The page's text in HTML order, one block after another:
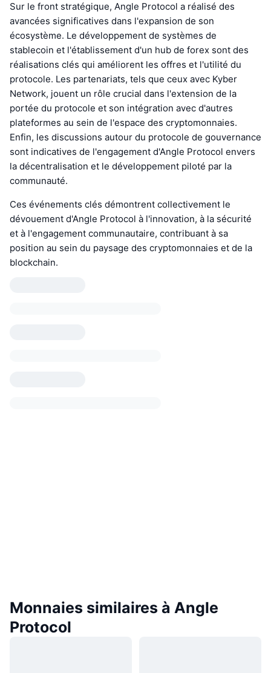
Sur le front stratégique, Angle Protocol a réalisé des
avancées significatives dans l'expansion de son
écosystème. Le développement de systèmes de
stablecoin et l'établissement d'un hub de forex sont des
réalisations clés qui améliorent les offres et l'utilité du
protocole. Les partenariats, tels que ceux avec Kyber
Network, jouent un rôle crucial dans l'extension de la
portée du protocole et son intégration avec d'autres
plateformes au sein de l'espace des cryptomonnaies.
Enfin, les discussions autour du protocole de gouvernance
sont indicatives de l'engagement d'Angle Protocol envers
la décentralisation et le développement piloté par la
communauté.
Ces événements clés démontrent collectivement le
dévouement d'Angle Protocol à l'innovation, à la sécurité
et à l'engagement communautaire, contribuant à sa
position au sein du paysage des cryptomonnaies et de la
blockchain.
Monnaies similaires à Angle
Protocol